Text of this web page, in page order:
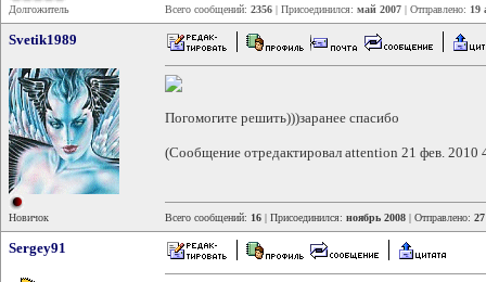
Долгожитель Всего сообщений: 2356 | Присоединился: май 2007 | Отправлено: 19
Svetik1989
Новичок
Погомогите решить)))заранее спасибо
(Сообщение отредактировал attention 21 фев. 2010
Всего сообщений: 16 | Присоединился: ноябрь 2008 | Отправлено:
Sergey91